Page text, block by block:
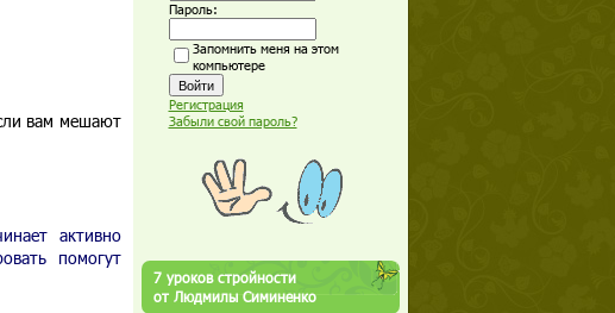
вам мешают
активно
помогут
Пароль:
Запомнить меня на этом
компьютере
Регистрация
Забыли свой пароль?
7 уроков стройности
от Людмилы Симиненко